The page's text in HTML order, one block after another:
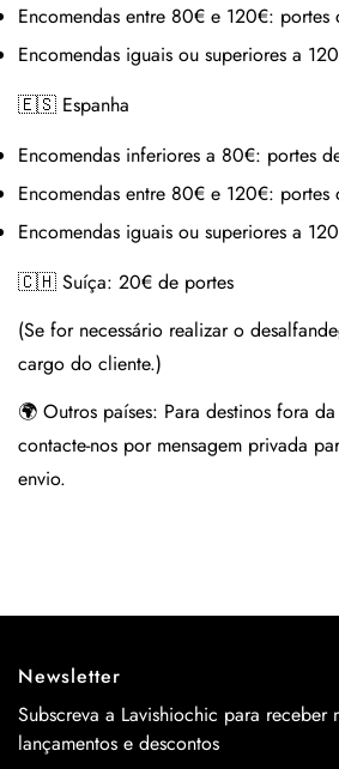
Encomendas entre 80€ e 120€: portes
Encomendas iguais ou superiores a
🇪🇸 Espanha
Encomendas inferiores a 80€: portes
Encomendas entre 80€ e 120€: portes
Encomendas iguais ou superiores a
🇨🇭 Suíça: 20€ de portes
(Se for necessário realizar o
cargo do cliente.)
🌍 Outros países: Para destinos fora
contacte-nos por mensagem privada
envio.
Newsletter
Subscreva a Lavishiochic para receber
lançamentos e descontos